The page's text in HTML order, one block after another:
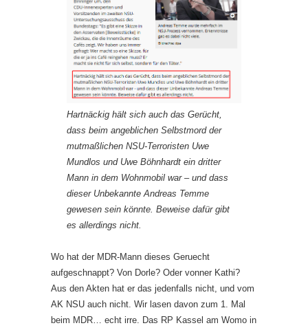
Hartnäckig hält sich auch das Gerücht,
dass beim angeblichen Selbstmord der
mutmaßlichen NSU-Terroristen Uwe
Mundlos und Uwe Böhnhardt ein dritter
Mann in dem Wohnmobil war – und dass
dieser Unbekannte Andreas Temme
gewesen sein könnte. Beweise dafür gibt
es allerdings nicht.
Wo hat der MDR-Mann dieses Geruecht
aufgeschnappt? Von Dorle? Oder vonner Kathi?
Aus den Akten hat er das jedenfalls nicht, und vom
AK NSU auch nicht. Wir lasen davon zum 1. Mal
beim MDR… echt irre. Das RP Kassel am Womo in